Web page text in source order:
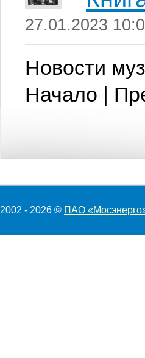
27.01.2023
Новости
Начало |
2002 - 2026 © ПАО